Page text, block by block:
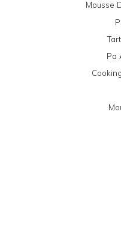
Mousse
Pa